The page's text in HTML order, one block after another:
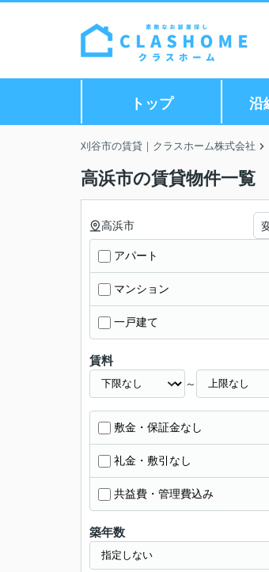
トップ 沿
刈谷市の賃貸｜クラスホーム株式会社
高浜市の賃貸物件一覧
高浜市
アパート
マンション
一戸建て
賃料
～
敷金・保証金なし
礼金・敷引なし
共益費・管理費込み
築年数